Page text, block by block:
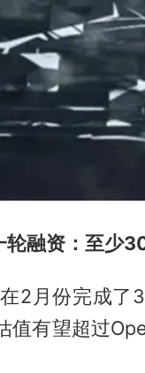
融资：至少
2月份完成了
值有望超过